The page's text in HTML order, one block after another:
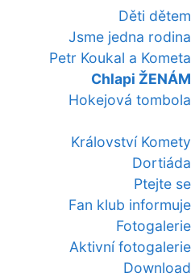
Děti dětem
Jsme jedna rodina
Petr Koukal a Kometa
Chlapi ŽENÁM
Hokejová tombola
Království Komety
Dortiáda
Ptejte se
Fan klub informuje
Fotogalerie
Aktivní fotogalerie
Download